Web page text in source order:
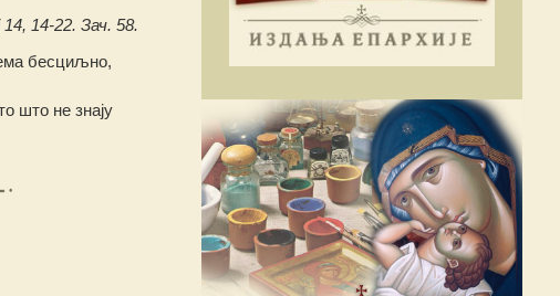
14-22. Зач. 58.
бесциљно,
што не знају